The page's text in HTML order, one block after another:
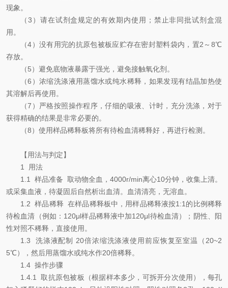
现象。
（3 ）请在试剂盒规定的有效期内使用；禁止非同批试剂盒混
用。
（4）没有用完的抗原包被板应贮存在密封塑料袋内， 置2 ～ 8℃
存放。
（5）避免底物液暴露于强光，避免接触氧化剂。
（6 ）浓缩洗涤液用蒸馏水或纯水稀释，如果发现有结晶加热使
其溶解后再使用。
（7 ）严格按照操作程序，仔细的吸液、计时，充分洗涤，对于
获得精确的结果是非常必要的。
（8） 使用样品稀释板将所有待检血清稀释好，再进行检测。
【用法与判定】
1
用法
1.1 样品准备 取动物全血， 4000r/min离心10分钟，收集上清。
或采集血液，待凝固后自然析出血清。血清清亮，无溶血。
1.2样品稀释 在样品稀释板中，用样品稀释液按1:1 的比例稀释
待检血清（例如： 120μl样品稀释液中加120μl待检血清）；阴性、阳
性对照不稀释，直接使用。
1.3 洗涤液配制 20倍浓缩洗涤液使用前应恢复至室温（ 20~2
5℃），然后用蒸馏水或纯水作20倍稀释。
1.4 操作步骤
1.4.1取抗原包被板（根据样本多少，可拆开分次使用），每孔